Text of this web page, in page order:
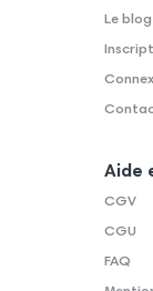
Le blog
Aide
CGV
CGU
FAQ